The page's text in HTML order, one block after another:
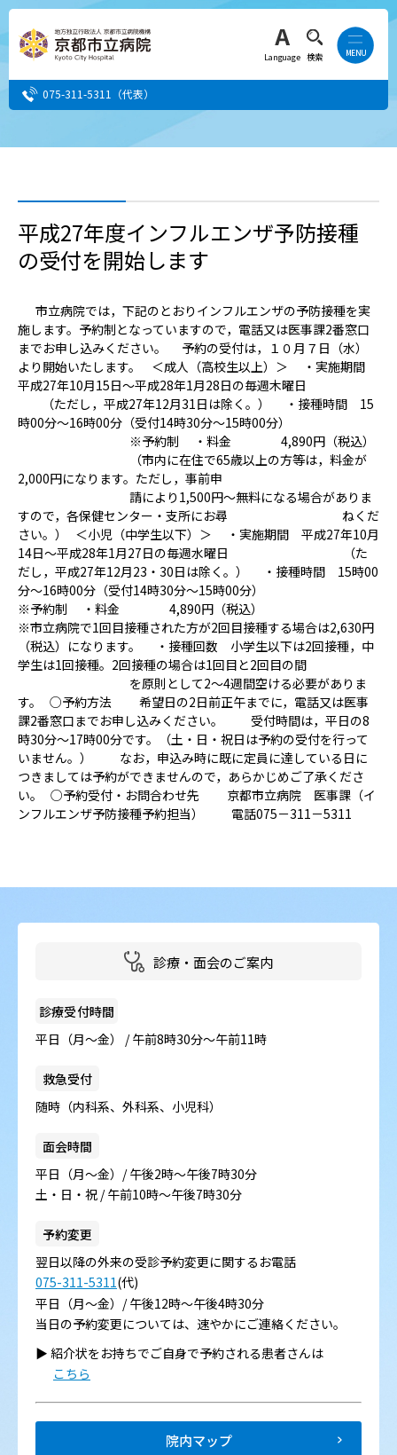
Language 検索
075-311-5311 （代表）
人間ドック希望の方
当院へ就職希望の方
事業者・その他の方
病院の概要
ご意見箱
平成27年度インフルエンザ予防接種
の受付を開始します
市立病院では，下記のとおりインフルエンザの予防接種を実
施します。予約制となっていますので，電話又は医事課2番窓口
までお申し込みください。 予約の受付は，１０月７日（水）
より開始いたします。 ＜成人（高校生以上）＞ ・実施期間
平成27年10月15日～平成28年1月28日の毎週木曜日
（ただし，平成27年12月31日は除く。） ・接種時間 15
時00分～16時00分（受付14時30分～15時00分）
※予約制 ・料金 4,890円（税込）
（市内に在住で65歳以上の方等は，料金が
2,000円になります。ただし，事前申
請により1,500円～無料になる場合がありま
すので，各保健センター・支所にお尋 ねくだ
さい。） ＜小児（中学生以下）＞ ・実施期間 平成27年10月
14日～平成28年1月27日の毎週水曜日 （た
だし，平成27年12月23・30日は除く。） ・接種時間 15時00
分～16時00分（受付14時30分～15時00分）
※予約制 ・料金 4,890円（税込）
※市立病院で1回目接種された方が2回目接種する場合は2,630円
（税込）になります。 ・接種回数 小学生以下は2回接種，中
学生は1回接種。2回接種の場合は1回目と2回目の間
を原則として2～4週間空ける必要がありま
す。 ○予約方法 希望日の2日前正午までに，電話又は医事
課2番窓口までお申し込みください。 受付時間は，平日の8
時30分～17時00分です。（土・日・祝日は予約の受付を行って
いません。） なお，申込み時に既に定員に達している日に
つきましては予約ができませんので，あらかじめご了承くださ
い。 ○予約受付・お問合わせ先 京都市立病院 医事課（イ
ンフルエンザ予防接種予約担当） 電話075－311－5311
診療・面会のご案内
診療受付時間
平日（月～金） / 午前8時30分～午前11時
救急受付
随時（内科系、外科系、小児科）
面会時間
平日（月～金）/ 午後2時～午後7時30分
土・日・祝 / 午前10時～午後7時30分
予約変更
翌日以降の外来の受診予約変更に関するお電話
075-311-5311(代)
平日（月～金）/ 午後12時～午後4時30分
当日の予約変更については、速やかにご連絡ください。
▶︎ 紹介状をお持ちでご自身で予約される患者さんは
こちら
院内マップ